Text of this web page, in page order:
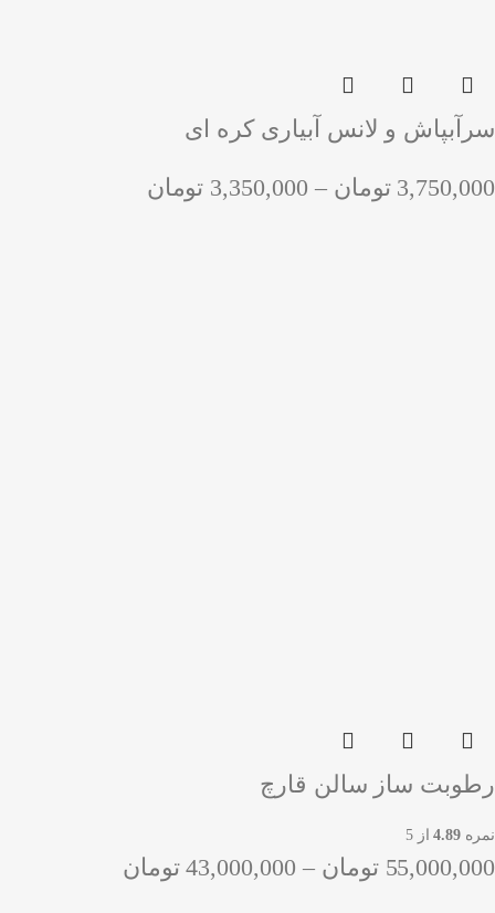
سرآبپاش و لانس آبیاری کره ای
3,750,000 تومان –
3,350,000 تومان
رطوبت ساز سالن قارچ
نمره 4.89از 5
55,000,000 تومان –
43,000,000 تومان